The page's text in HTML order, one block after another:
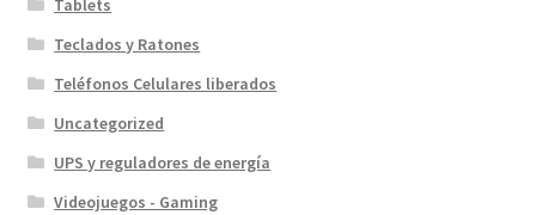
Tablets
Teclados y Ratones
Teléfonos Celulares liberados
Uncategorized
UPS y reguladores de energía
Videojuegos - Gaming